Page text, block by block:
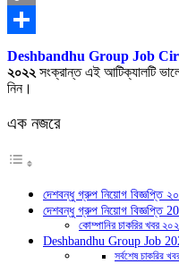
Copy
Link
Share
Deshbandhu Group Job
২০২২ সংক্রান্ত এই আটিক্যালটি
নিন।
এক নজরে
দেশবন্ধু গ্রুপ নিয়োগ বিজ্ঞপ্তি
দেশবন্ধু গ্রুপ নিয়োগ বিজ্ঞপ্তি
কোম্পানির চাকরির খবর
Deshbandhu Group Job
সর্বশেষ চাকরির